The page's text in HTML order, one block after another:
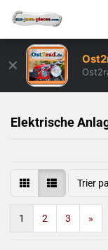
✕
Elektrische
Trier
1 2 3 »